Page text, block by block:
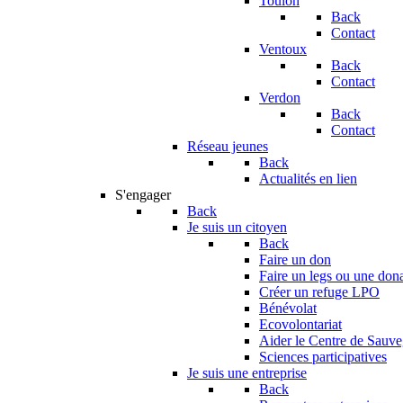
Back
Contact
Ventoux
Back
Contact
Verdon
Back
Contact
Réseau jeunes
Back
Actualités en lien
S'engager
Back
Je suis un citoyen
Back
Faire un don
Faire un legs ou une
Créer un refuge LPO
Bénévolat
Ecovolontariat
Aider le Centre de
Sciences participatives
Je suis une entreprise
Back